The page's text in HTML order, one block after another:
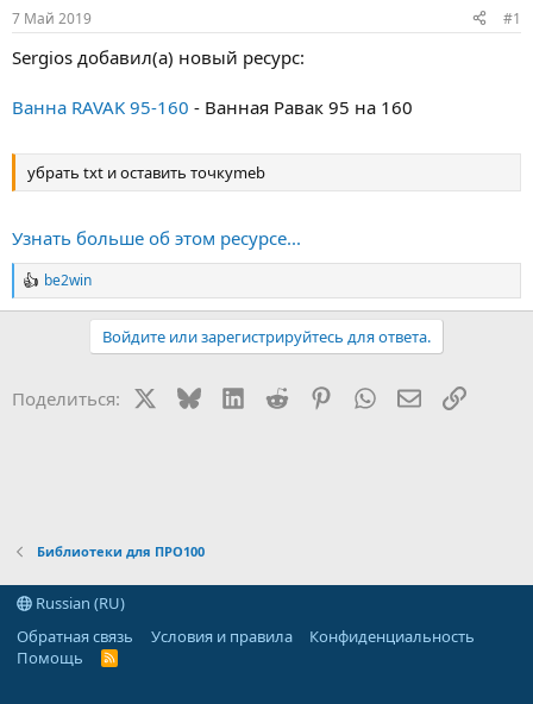
7 Май 2019 #1
Sergios добавил(а) новый ресурс:
Ванна RAVAK 95-160 - Ванная Равак 95 на 160
убрать txt и оставить точкуmeb
Узнать больше об этом ресурсе...
Р
е
и
be2win
Войдите или зарегистрируйтесь для ответа.
Поделиться: BlueskyLinkedIn
Reddit PinterestWhatsApp Ссылка
Библиотеки для ПРО100
Russian (RU)
Обратная связь
Условия и правила
Конфиденциальность
Помощь
R